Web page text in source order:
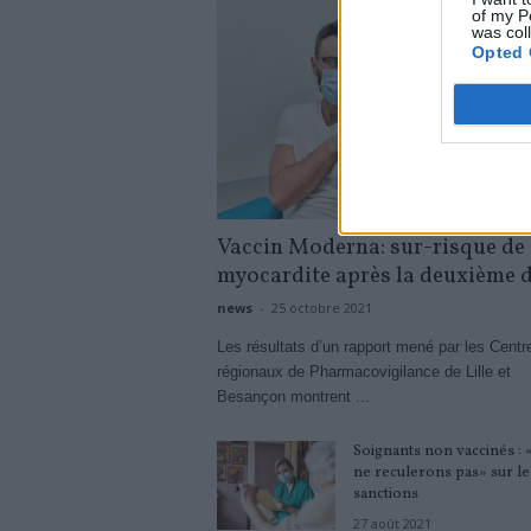
of my
was
Opted
Vaccin Moderna: sur-risque de
myocardite après la deuxième
news - 25 octobre 2021
Les résultats d’un rapport mené par les
régionaux de Pharmacovigilance de Lille et
Besançon montrent ...
Soignants non vaccinés :
ne reculerons pas» sur
sanctions
27 août 2021